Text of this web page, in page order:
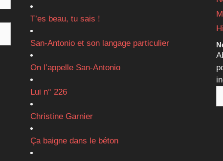
T’es beau, tu sais !
San-Antonio et son langage particulier
On l’appelle San-Antonio
Lui n° 226
Christine Garnier
Ça baigne dans le béton